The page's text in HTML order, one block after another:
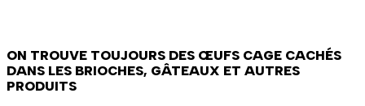
ON TROUVE TOUJOURS DES ŒUFS CAGE CACHÉS
DANS LES BRIOCHES, GÂTEAUX ET AUTRES
PRODUITS